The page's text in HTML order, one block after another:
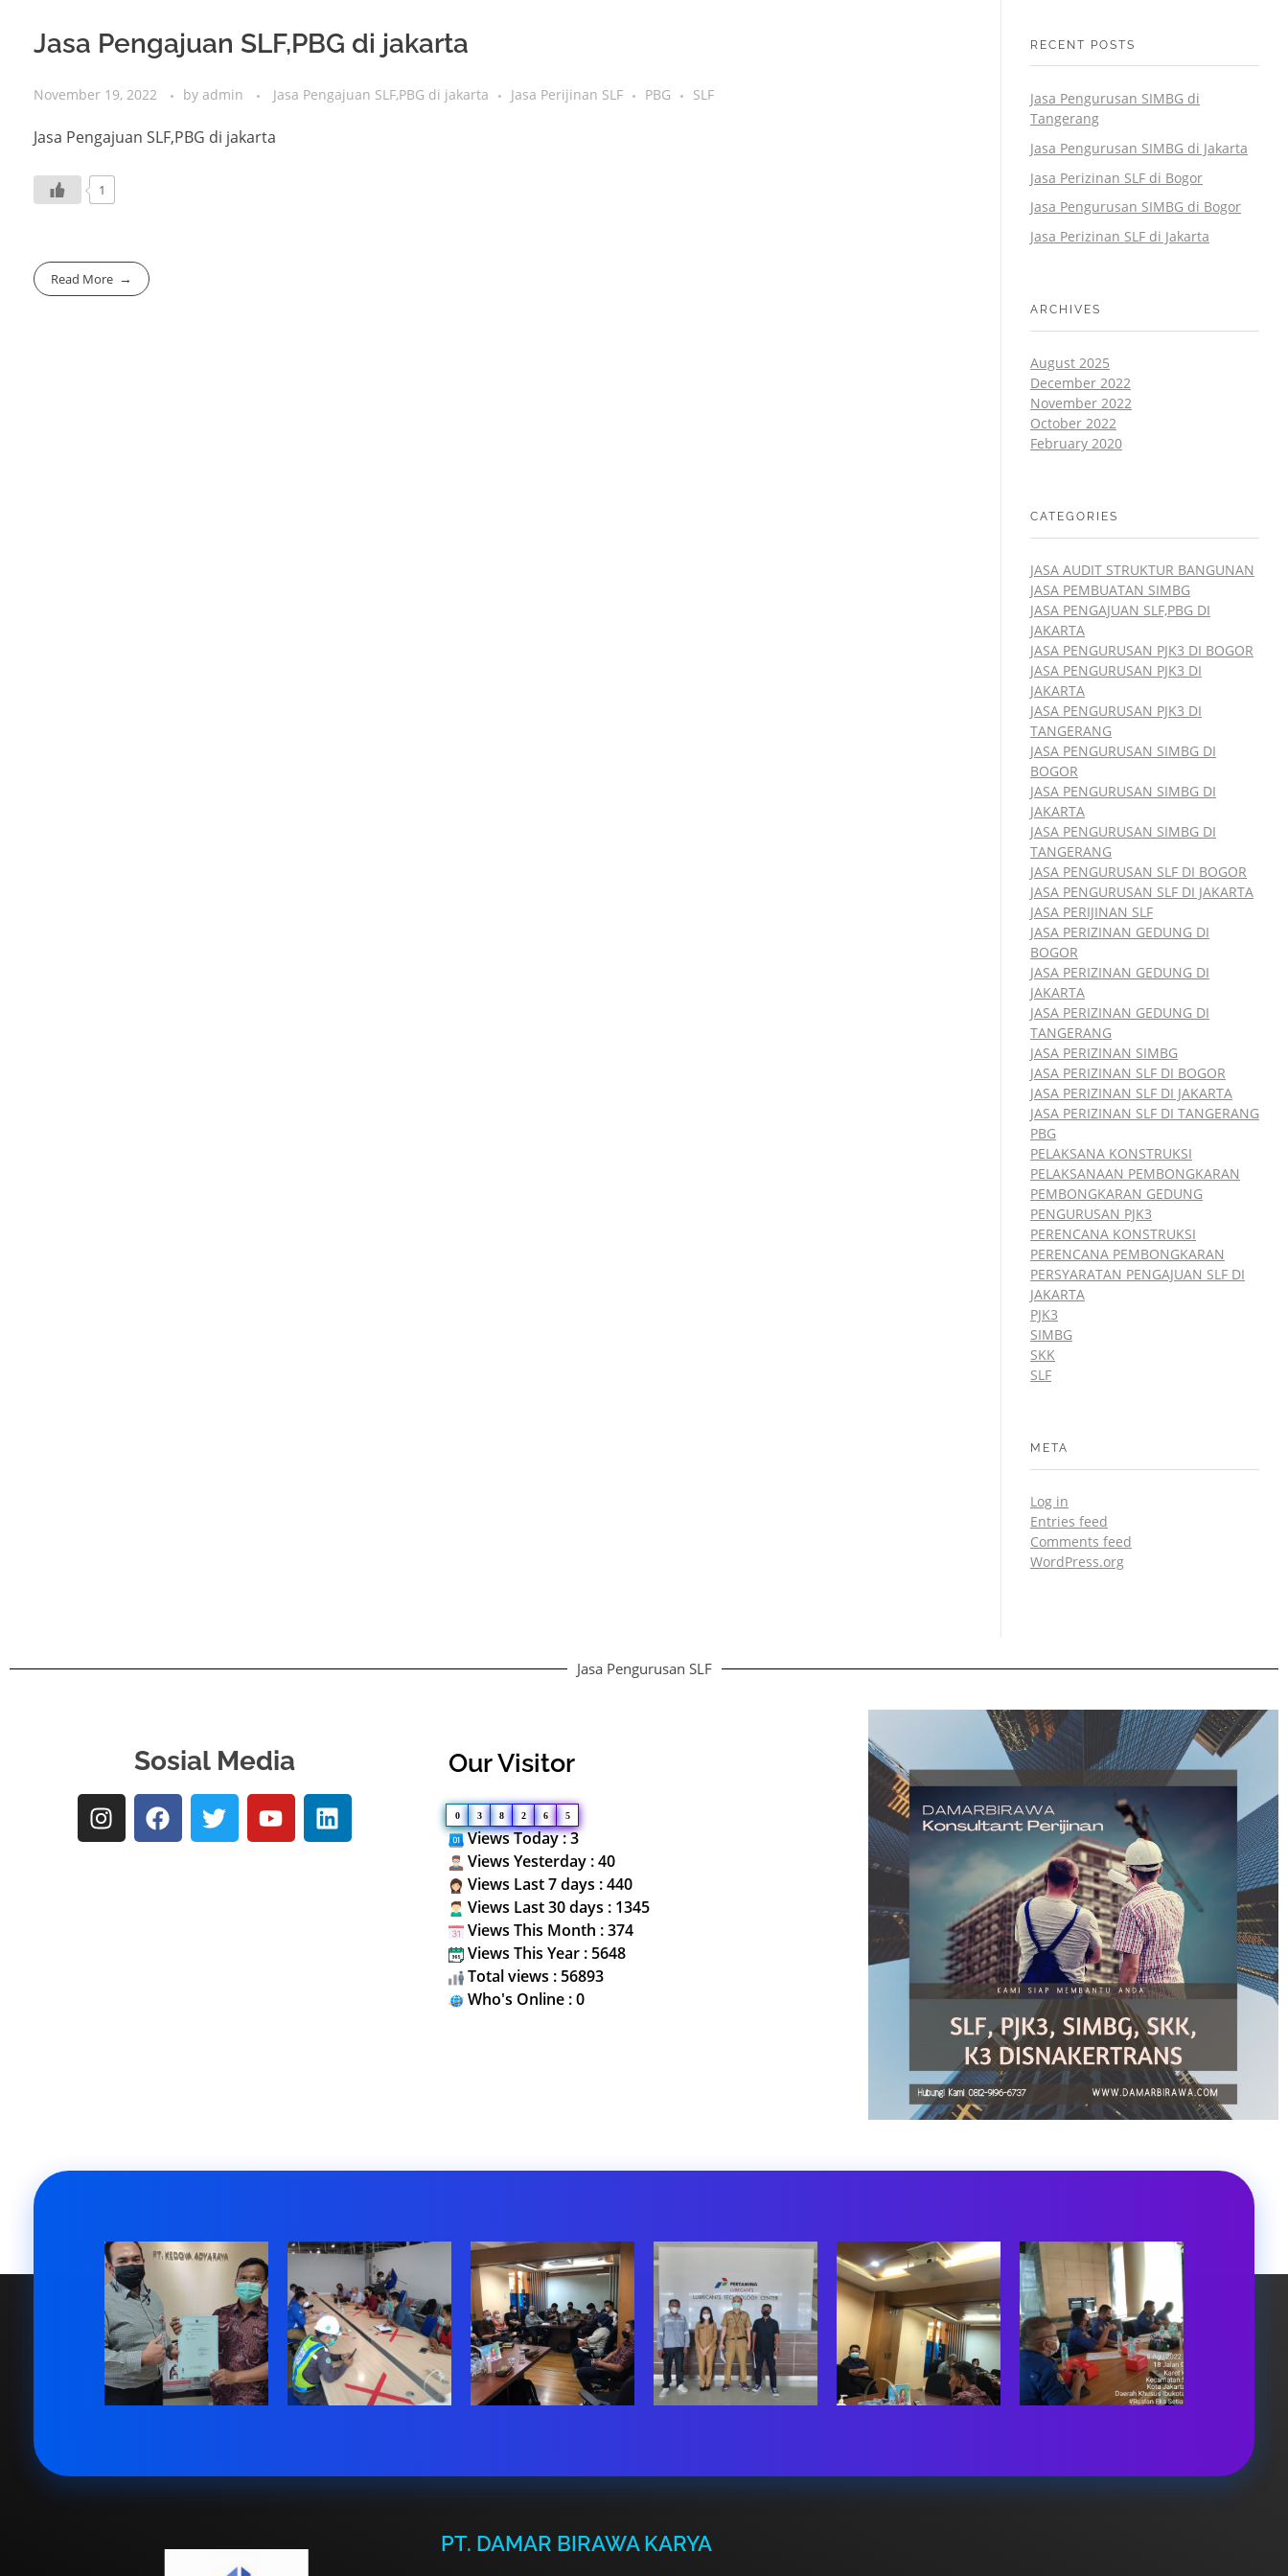
Jasa Pengajuan SLF,PBG di jakarta
November 19, 2022 by admin Jasa Pengajuan SLF,PBG di jakarta Jasa Perijinan SLF PBG SLF
Jasa Pengajuan SLF,PBG di jakarta
1
Read More
RECENT POSTS
Jasa Pengurusan SIMBG di
Tangerang
Jasa Pengurusan SIMBG di Jakarta
Jasa Perizinan SLF di Bogor
Jasa Pengurusan SIMBG di Bogor
Jasa Perizinan SLF di Jakarta
ARCHIVES
August 2025
December 2022
November 2022
October 2022
February 2020
CATEGORIES
JASA AUDIT STRUKTUR BANGUNAN
JASA PEMBUATAN SIMBG
JASA PENGAJUAN SLF,PBG DI
JAKARTA
JASA PENGURUSAN PJK3 DI BOGOR
JASA PENGURUSAN PJK3 DI
JAKARTA
JASA PENGURUSAN PJK3 DI
TANGERANG
JASA PENGURUSAN SIMBG DI
BOGOR
JASA PENGURUSAN SIMBG DI
JAKARTA
JASA PENGURUSAN SIMBG DI
TANGERANG
JASA PENGURUSAN SLF DI BOGOR
JASA PENGURUSAN SLF DI JAKARTA
JASA PERIJINAN SLF
JASA PERIZINAN GEDUNG DI
BOGOR
JASA PERIZINAN GEDUNG DI
JAKARTA
JASA PERIZINAN GEDUNG DI
TANGERANG
JASA PERIZINAN SIMBG
JASA PERIZINAN SLF DI BOGOR
JASA PERIZINAN SLF DI JAKARTA
JASA PERIZINAN SLF DI TANGERANG
PBG
PELAKSANA KONSTRUKSI
PELAKSANAAN PEMBONGKARAN
PEMBONGKARAN GEDUNG
PENGURUSAN PJK3
PERENCANA KONSTRUKSI
PERENCANA PEMBONGKARAN
PERSYARATAN PENGAJUAN SLF DI
JAKARTA
PJK3
SIMBG
SKK
SLF
META
Log in
Entries feed
Comments feed
WordPress.org
Jasa Pengurusan SLF
Sosial Media Our Visitor
0 3 8 2 6 5
Views Today : 3
Views Yesterday : 40
Views Last 7 days : 440
Views Last 30 days : 1345
Views This Month : 374
Views This Year : 5648
Total views : 56893
Who's Online : 0
PT. DAMAR BIRAWA KARYA